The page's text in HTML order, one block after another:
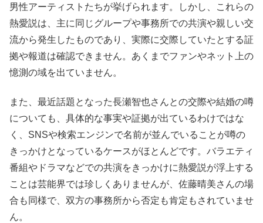
男性アーティストたちが挙げられます。しかし、これらの
熱愛説は、主に同じグループや事務所での共演や親しい交
流から発生したものであり、実際に交際していたとする証
拠や報道は確認できません。あくまでファンやネット上の
憶測の域を出ていません。
また、最近話題となった長瀬智也さんとの交際や結婚の噂
についても、具体的な事実や証拠が出ているわけではな
く、SNSや検索エンジンで名前が並んでいることが噂の
きっかけとなっているケースがほとんどです。バラエティ
番組やドラマなどでの共演をきっかけに熱愛説が浮上する
ことは芸能界では珍しくありませんが、佐藤晴美さんの場
合も同様で、双方の事務所から否定も肯定もされていませ
ん。